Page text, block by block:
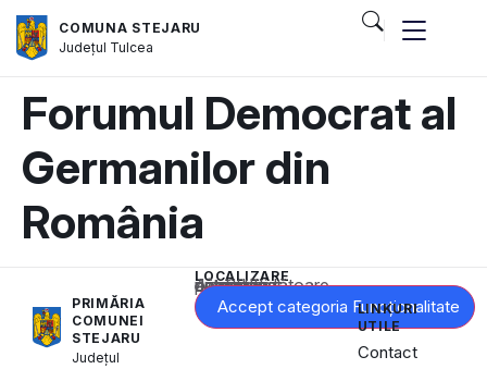
COMUNA STEJARU
Județul Tulcea
Forumul Democrat al
Germanilor din
România
PRIMĂRIA
COMUNEI
STEJARU
Județul
LOCALIZARE
Acest conținut este blocat până când acceptați categoria corespunzătoare de cookie-uri.
Accept categoria Funcționalitate
LINKURI
UTILE
Contact